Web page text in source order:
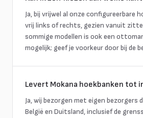
Ja, bij vrijwel al onze configureerbare
vrij links of rechts, gezien vanuit
sommige modellen is ook een
mogelijk; geef je voorkeur door bij de
Levert Mokana hoekbanken tot
Ja, wij bezorgen met eigen bezorgers
België en Duitsland, inclusief de